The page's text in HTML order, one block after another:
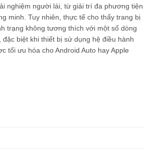
nghiệm người lái, từ giải trí đa phương tiện
minh. Tuy nhiên, thực tế cho thấy trang bị
trạng không tương thích với một số dòng
biệt khi thiết bị sử dụng hệ điều hành
tối ưu hóa cho Android Auto hay Apple